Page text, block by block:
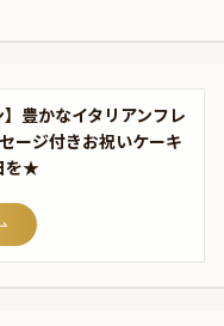
豊かなイタリアンフレ
ージ付きお祝いケーキ
を★